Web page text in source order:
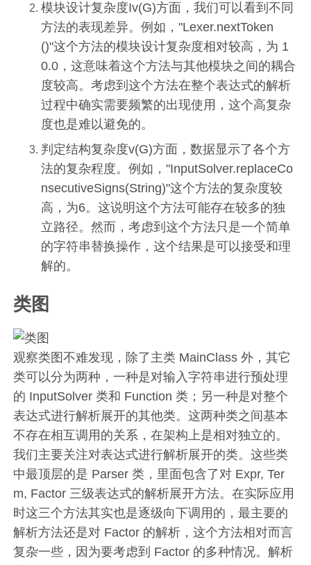
模块设计复杂度Iv(G)方面，我们可以看到不同
方法的表现差异。例如，"Lexer.nextToken
()"这个方法的模块设计复杂度相对较高，为 1
0.0，这意味着这个方法与其他模块之间的耦合
度较高。考虑到这个方法在整个表达式的解析
过程中确实需要频繁的出现使用，这个高复杂
度也是难以避免的。
判定结构复杂度v(G)方面，数据显示了各个方
法的复杂程度。例如，"InputSolver.replaceCo
nsecutiveSigns(String)"这个方法的复杂度较
高，为6。这说明这个方法可能存在较多的独
立路径。然而，考虑到这个方法只是一个简单
的字符串替换操作，这个结果是可以接受和理
解的。
类图
观察类图不难发现，除了主类 MainClass 外，其它
类可以分为两种，一种是对输入字符串进行预处理
的 InputSolver 类和 Function 类；另一种是对整个
表达式进行解析展开的其他类。这两种类之间基本
不存在相互调用的关系，在架构上是相对独立的。
我们主要关注对表达式进行解析展开的类。这些类
中最顶层的是 Parser 类，里面包含了对 Expr, Ter
m, Factor 三级表达式的解析展开方法。在实际应用
时这三个方法其实也是逐级向下调用的，最主要的
解析方法还是对 Factor 的解析，这个方法相对而言
复杂一些，因为要考虑到 Factor 的多种情况。解析